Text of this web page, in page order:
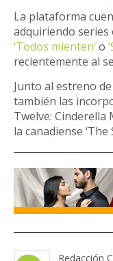
La plataforma
adquiriendo series
‘Todos mienten’o
recientemente al
Junto al estreno
también las
Twelve: Cinderella
la canadiense ‘The
Redacción